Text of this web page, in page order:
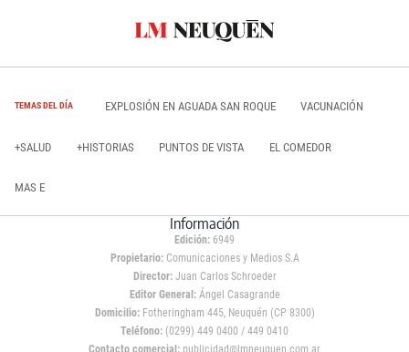
TEMAS DEL DÍA EXPLOSIÓN EN AGUADA SAN ROQUE VACUNACIÓN
+SALUD +HISTORIAS PUNTOS DE VISTA EL COMEDOR
MAS E
Información
Edición: 6949
Propietario:Comunicaciones y Medios S.A
Director: Juan Carlos Schroeder
Editor General:Ángel Casagrande
Domicilio:Fotheringham 445, Neuquén (CP 8300)
Teléfono: (0299) 449 0400 / 449 0410
Contacto comercial: publicidad@lmneuquen.com.ar